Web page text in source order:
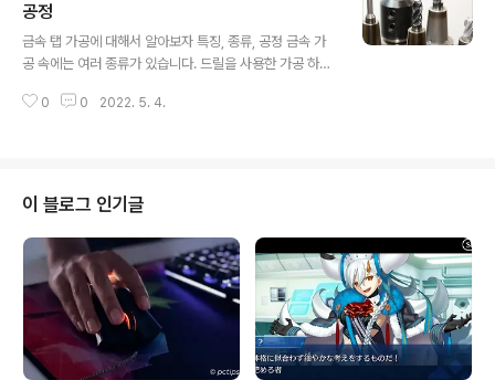
의 OA기기는 멜라민 도장으로 불리는 인화 수지 도장이
있습니다. 이번에는 주로 실내에서 사용하는 기자재에 사
용되는 멜라민 도장과 다른 인화 도장의 차이, 멜라민의 역
사, 멜라민 도장의 사례에 대해서 자세히 설명하겠습니다.
2022.02.11 - 분체 도장의 특징과 종류, 장단점까지 알아
공정
금속 탭 가공에 대해서 알아보자 특징, 종류, 공정 금속 가
공 속에는 여러 종류가 있습니다. 드릴을 사용한 가공 하나
한 것도 있으므로 사용하는 금속과 목적·용도에 맞추어 드
위한 주의점이나 작업 순서를 알고 싶은 분은 꼭 참고해 주
시기 바랍니다. 탭 가공이란? 탭 가공은 금속에 미리 열린
구멍에 나사가 지나는 같은 나선 홈을 파는 가공을 말합니
다. 그래서 탭으로 불리는 공구를 사용하여 가공이 가능합
니다. 일반적으로는 드릴을 비롯한 절삭용 기계에 달아 가
공하는 것이 많지만 탭 핸들..
0 0 2022. 5. 4.
이 블로그 인기글